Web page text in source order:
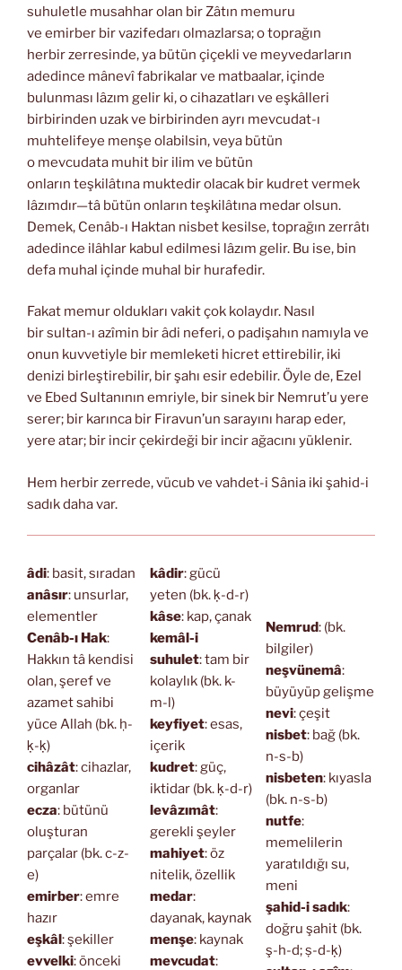
suhuletle musahhar olan bir Zâtın memuru
ve emirber bir vazifedarı olmazlarsa; o toprağın
herbir zerresinde, ya bütün çiçekli ve meyvedarların
adedince mânevî fabrikalar ve matbaalar, içinde
bulunması lâzım gelir ki, o cihazatları ve eşkâlleri
birbirinden uzak ve birbirinden ayrı mevcudat-ı
muhtelifeye menşe olabilsin, veya bütün
o mevcudata muhit bir ilim ve bütün
onların teşkilâtına muktedir olacak bir kudret vermek
lâzımdır—tâ bütün onların teşkilâtına medar olsun.
Demek, Cenâb-ı Haktan nisbet kesilse, toprağın zerrâtı
adedince ilâhlar kabul edilmesi lâzım gelir. Bu ise, bin
defa muhal içinde muhal bir hurafedir.
Fakat memur oldukları vakit çok kolaydır. Nasıl
bir sultan-ı azîmin bir âdi neferi, o padişahın namıyla ve
onun kuvvetiyle bir memleketi hicret ettirebilir, iki
denizi birleştirebilir, bir şahı esir edebilir. Öyle de, Ezel
ve Ebed Sultanının emriyle, bir sinek bir Nemrut’u yere
serer; bir karınca bir Firavun’un sarayını harap eder,
yere atar; bir incir çekirdeği bir incir ağacını yüklenir.
Hem herbir zerrede, vücub ve vahdet-i Sânia iki şahid-i
sadık daha var.
âdi: basit, sıradan
anâsır: unsurlar,
elementler
Cenâb-ı Hak:
Hakkın tâ kendisi
olan, şeref ve
azamet sahibi
yüce Allah (bk. ḥ-
ḳ-ḳ)
cihâzât: cihazlar,
organlar
ecza: bütünü
oluşturan
parçalar (bk. c-z-
e)
emirber: emre
hazır
eşkâl: şekiller
evvelki: önceki
kâdir: gücü
yeten (bk. ḳ-d-r)
kâse: kap, çanak
kemâl-i
suhulet: tam bir
kolaylık (bk. k-
m-l)
keyfiyet: esas,
içerik
kudret: güç,
iktidar (bk. ḳ-d-r)
levâzımât:
gerekli şeyler
mahiyet: öz
nitelik, özellik
medar:
dayanak, kaynak
menşe: kaynak
mevcudat:
Nemrud: (bk.
bilgiler)
neşvünemâ:
büyüyüp gelişme
nevi: çeşit
nisbet: bağ (bk.
n-s-b)
nisbeten: kıyasla
(bk. n-s-b)
nutfe:
memelilerin
yaratıldığı su,
meni
şahid-i sadık:
doğru şahit (bk.
ş-h-d; ṣ-d-ḳ)